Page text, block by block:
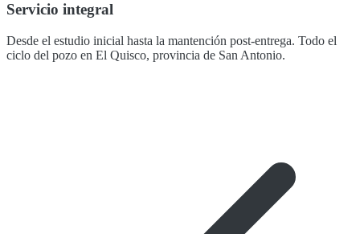
Servicio integral
Desde el estudio inicial hasta la mantención post-entrega. Todo el
ciclo del pozo en El Quisco, provincia de San Antonio.